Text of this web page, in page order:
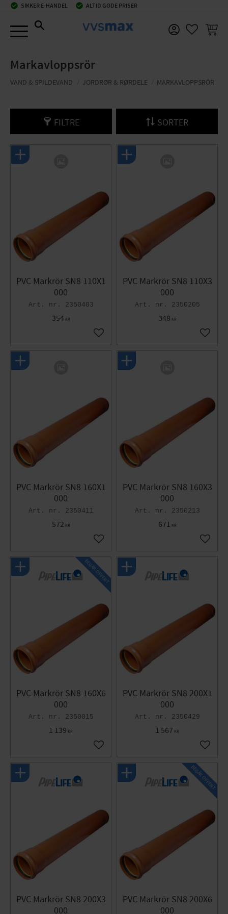
check_circle SIKKER E-HANDEL check_circle ALTID GODE PRISER
Markavloppsrör
VAND & SPILDEVAND JORDRØR & RØRDELE MARKAVLOPPSRÖR
FILTRE SORTER
PVC Markrör SN8 110X1
000
2350403
354KR
Gem som favorit
PVC Markrör SN8 110X3
000
2350205
348 KR
Gem
PVC Markrör SN8 160X1
000
2350411
572 KR
Gem som favorit
PVC Markrör SN8 160X3
000
2350213
671 KR
Gem
PVC Markrör SN8 160X6
000
2350015
1 139 KR
BEGÄR OFFERT
Gem som favorit
PVC Markrör SN8 200X1
000
2350429
1 567 KR
Gem
PVC Markrör SN8 200X3
000
PVC Markrör SN8 200X6
000
BEGÄR OFFERT